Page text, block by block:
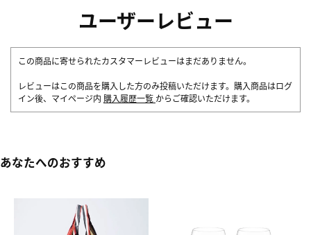
ユーザーレビュー
この商品に寄せられたカスタマーレビューはまだありません。
レビューはこの商品を購入した方のみ投稿いただけます。購入商品はログ
イン後、マイページ内 購入履歴一覧 からご確認いただけます。
あなたへのおすすめ